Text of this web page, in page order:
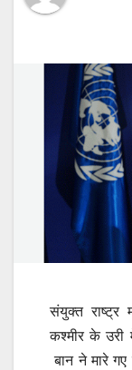
संयुक्त राष्ट्र
कश्मीर के उरी
बान ने मारे गए